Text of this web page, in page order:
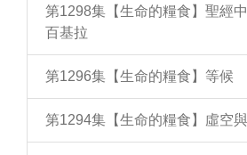
第1298集【生命的糧食】聖經
百基拉
第1296集【生命的糧食】等候
第1294集【生命的糧食】虛空